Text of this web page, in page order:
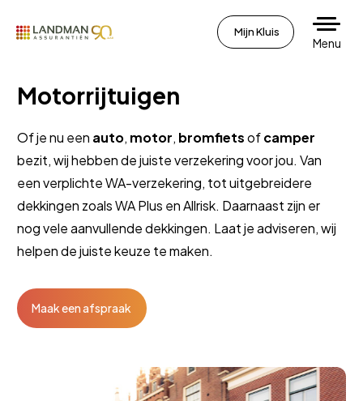
Mijn Kluis
Menu
Motorrijtuigen
Of je nu een auto, motor, bromfietsofcamper
bezit, wij hebben de juiste verzekering voor jou. Van
een verplichte WA-verzekering, tot uitgebreidere
dekkingen zoals WA Plus en Allrisk. Daarnaast zijn er
nog vele aanvullende dekkingen. Laat je adviseren, wij
helpen de juiste keuze te maken.
Maak een afspraak